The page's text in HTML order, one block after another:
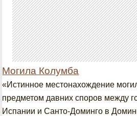
Могила Колумба
«Истинное местонахождение
предметом давних споров между
Испании и Санто-Доминго в